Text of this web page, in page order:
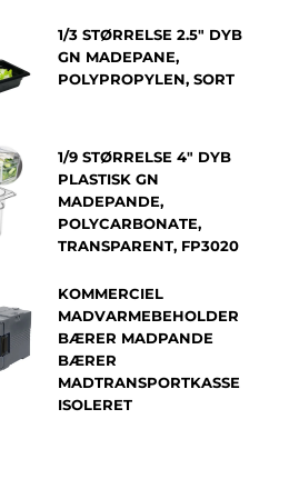
1/3 STØRRELSE 2.5" DYB
GN MADEPANE,
POLYPROPYLEN, SORT
1/9 STØRRELSE 4" DYB
PLASTISK GN
MADEPANDE,
POLYCARBONATE,
TRANSPARENT, FP3020
KOMMERCIEL
MADVARMEBEHOLDER
BÆRER MADPANDE
BÆRER
MADTRANSPORTKASSE
ISOLERET